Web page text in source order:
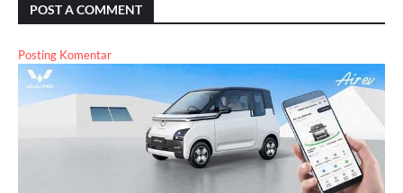
POST A COMMENT
Posting Komentar